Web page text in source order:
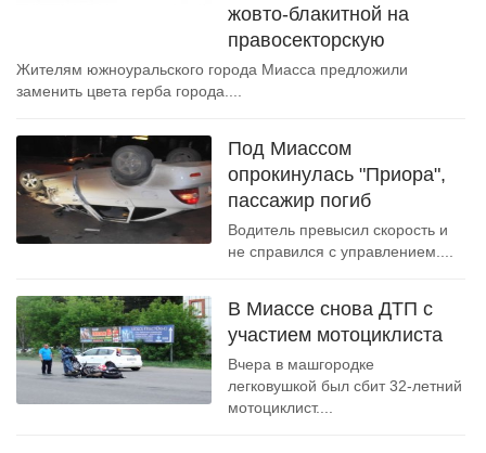
жовто-блакитной на
правосекторскую
Жителям южноуральского города Миасса предложили
заменить цвета герба города....
Под Миассом
опрокинулась "Приора",
пассажир погиб
Водитель превысил скорость и
не справился с управлением....
В Миассе снова ДТП с
участием мотоциклиста
Вчера в машгородке
легковушкой был сбит 32-летний
мотоциклист....